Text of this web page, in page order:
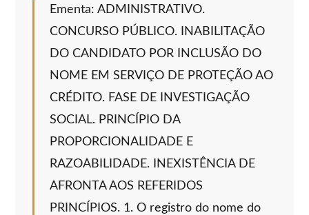
Ementa: ADMINISTRATIVO.
CONCURSO PÚBLICO. INABILITAÇÃO
DO CANDIDATO POR INCLUSÃO DO
NOME EM SERVIÇO DE PROTEÇÃO AO
CRÉDITO. FASE DE INVESTIGAÇÃO
SOCIAL. PRINCÍPIO DA
PROPORCIONALIDADE E
RAZOABILIDADE. INEXISTÊNCIA DE
AFRONTA AOS REFERIDOS
PRINCÍPIOS. 1. O registro do nome do